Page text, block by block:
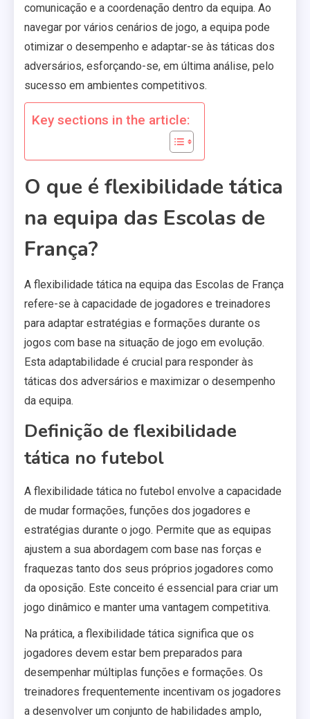
comunicação e a coordenação dentro da equipa. Ao
navegar por vários cenários de jogo, a equipa pode
otimizar o desempenho e adaptar-se às táticas dos
adversários, esforçando-se, em última análise, pelo
sucesso em ambientes competitivos.
Key sections in the article:
O que é flexibilidade tática
na equipa das Escolas de
França?
A flexibilidade tática na equipa das Escolas de França
refere-se à capacidade de jogadores e treinadores
para adaptar estratégias e formações durante os
jogos com base na situação de jogo em evolução.
Esta adaptabilidade é crucial para responder às
táticas dos adversários e maximizar o desempenho
da equipa.
Definição de flexibilidade
tática no futebol
A flexibilidade tática no futebol envolve a capacidade
de mudar formações, funções dos jogadores e
estratégias durante o jogo. Permite que as equipas
ajustem a sua abordagem com base nas forças e
fraquezas tanto dos seus próprios jogadores como
da oposição. Este conceito é essencial para criar um
jogo dinâmico e manter uma vantagem competitiva.
Na prática, a flexibilidade tática significa que os
jogadores devem estar bem preparados para
desempenhar múltiplas funções e formações. Os
treinadores frequentemente incentivam os jogadores
a desenvolver um conjunto de habilidades amplo,